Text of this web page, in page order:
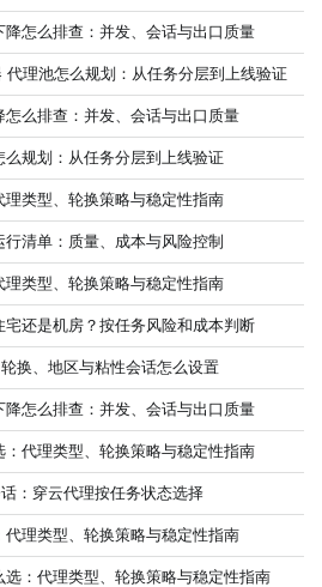
怎么排查：并发、会话与出口质量
代理池怎么规划：从任务分层到上线验证
么排查：并发、会话与出口质量
规划：从任务分层到上线验证
类型、轮换策略与稳定性指南
清单：质量、成本与风险控制
类型、轮换策略与稳定性指南
还是机房？按任务风险和成本判断
换、地区与粘性会话怎么设置
怎么排查：并发、会话与出口质量
代理类型、轮换策略与稳定性指南
：穿云代理按任务状态选择
理类型、轮换策略与稳定性指南
：代理类型、轮换策略与稳定性指南